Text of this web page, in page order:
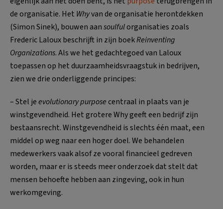
de organisatie. Het Whyvan de organisatie herontdekken
(Simon Sinek), bouwen aansoulfulorganisaties zoals
Frederic Laloux beschrijft in zijn boekReinventing
Organizations. Als we het gedachtegoed van Laloux
toepassen op het duurzaamheidsvraagstuk in bedrijven,
zien we drie onderliggende principes:
– Stel jeevolutionary purposecentraal in plaats van je
winstgevendheid. Het grotere Why geeft een bedrijf zijn
bestaansrecht. Winstgevendheid is slechts één maat, een
middel op weg naar een hoger doel. We behandelen
medewerkers vaak alsof ze vooral financieel gedreven
worden, maar er is steeds meer onderzoek dat stelt dat
mensen behoefte hebben aan zingeving, ook in hun
werkomgeving.